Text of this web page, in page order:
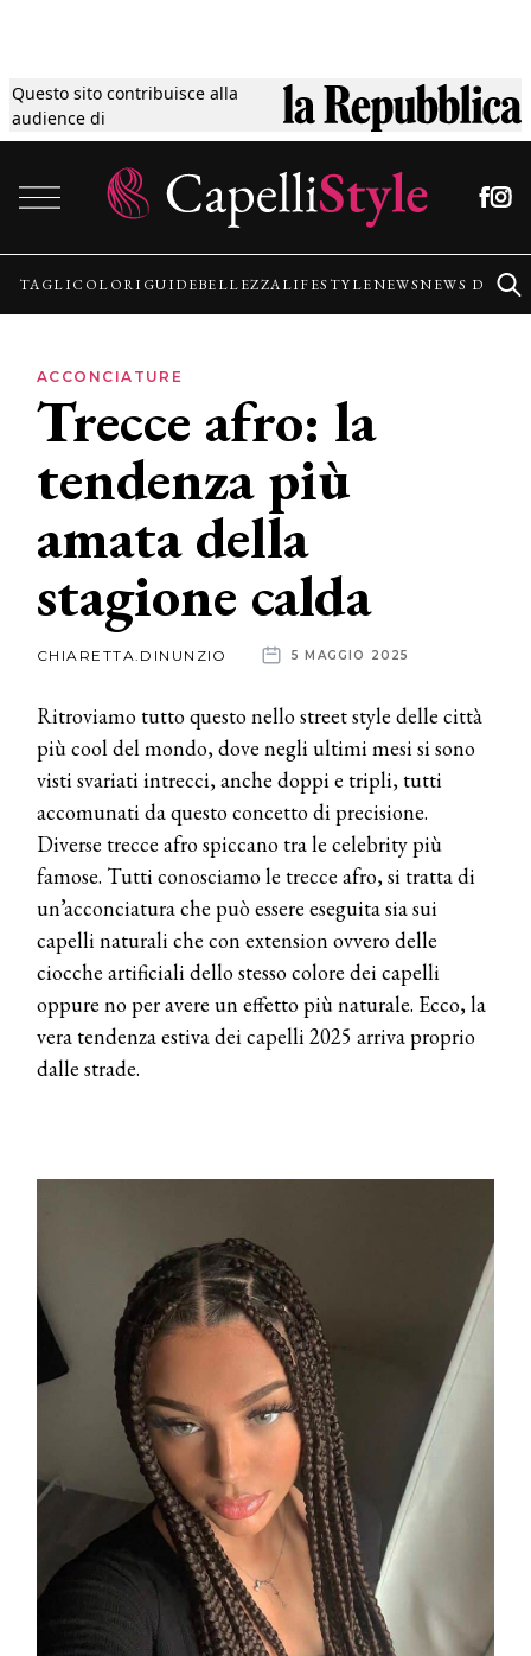
Questo sito contribuisce alla
audience di
Tagli
Colori
Guide
Lifestyle
News
News
TAGLICOLORI GUIDEBELLEZZALIFESTYLENEWSNEWS
ACCONCIATURE
Trecce afro: la
tendenza più
amata della
stagione calda
CHIARETTA.DINUNZIO 5 MAGGIO 2025
Ritroviamo tutto questo nello street style delle città
più cool del mondo, dove negli ultimi mesi si sono
visti svariati intrecci, anche doppi e tripli, tutti
accomunati da questo concetto di precisione.
Diverse trecce afro spiccano tra le celebrity più
famose. Tutti conosciamo le trecce afro, si tratta di
un’acconciatura che può essere eseguita sia sui
capelli naturali che con extension ovvero delle
ciocche artificiali dello stesso colore dei capelli
oppure no per avere un effetto più naturale. Ecco, la
vera tendenza estiva dei capelli 2025 arriva proprio
dalle strade.